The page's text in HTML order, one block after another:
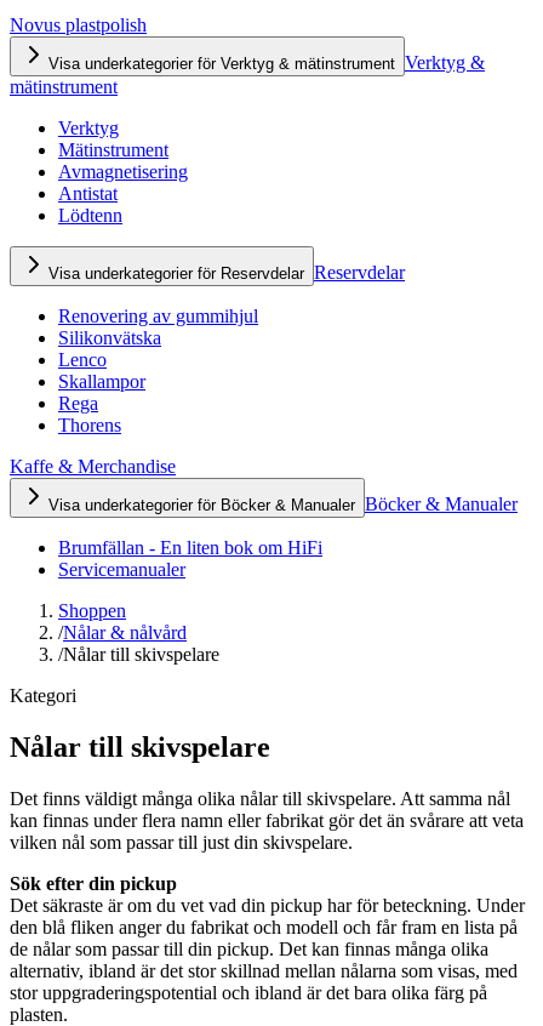
Novus plastpolish
Visa underkategorier för Verktyg & mätinstrument Verktyg &
mätinstrument
Verktyg
Mätinstrument
Avmagnetisering
Antistat
Lödtenn
Visa underkategorier för Reservdelar Reservdelar
Renovering av gummihjul
Silikonvätska
Lenco
Skallampor
Rega
Thorens
Kaffe & Merchandise
Visa underkategorier för Böcker & Manualer Böcker & Manualer
Brumfällan - En liten bok om HiFi
Servicemanualer
Shoppen
/Nålar & nålvård
/Nålar till skivspelare
Kategori
Nålar till skivspelare
Det finns väldigt många olika nålar till skivspelare. Att samma nål
kan finnas under flera namn eller fabrikat gör det än svårare att veta
vilken nål som passar till just din skivspelare.
Sök efter din pickup
Det säkraste är om du vet vad din pickup har för beteckning. Under
den blå fliken anger du fabrikat och modell och får fram en lista på
de nålar som passar till din pickup. Det kan finnas många olika
alternativ, ibland är det stor skillnad mellan nålarna som visas, med
stor uppgraderingspotential och ibland är det bara olika färg på
plasten.